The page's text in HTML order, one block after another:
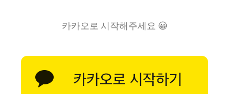
카카오로 시작해주세요 😀